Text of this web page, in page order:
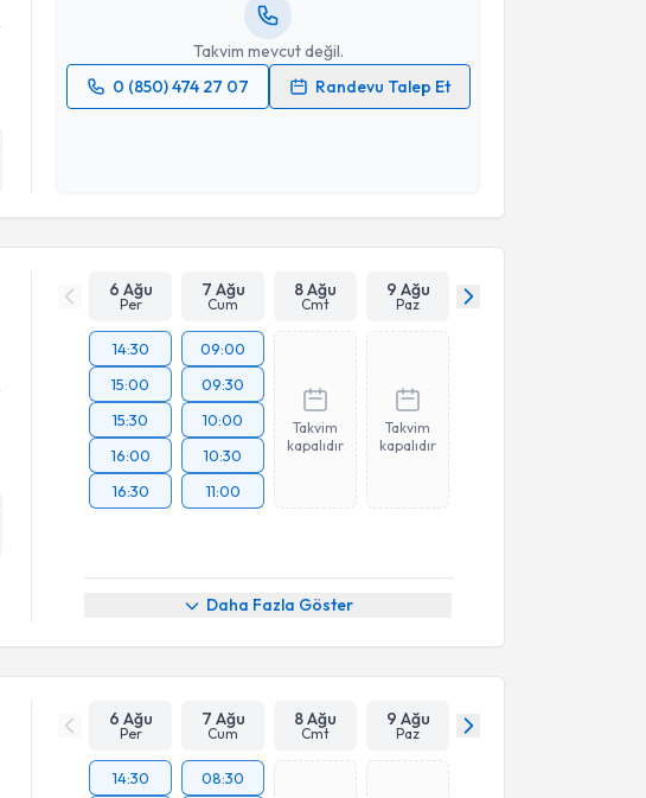
Takvim mevcut değil.
0 (850) 474 27 07
Randevu Talep Et
Takvim Talebini Gönder
6 Ağu
Per
7 Ağu
Cum
8 Ağu
Cmt
9 Ağu
Paz
14:30
15:00
15:30
16:00
16:30
09:00
09:30
10:00
10:30
11:00
Takvim
kapalıdır
Takvim
kapalıdır
Daha Fazla Göster
6 Ağu
Per
7 Ağu
Cum
8 Ağu
Cmt
9 Ağu
Paz
14:30
08:30